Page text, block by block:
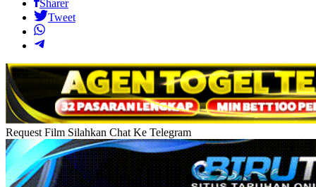
Sharer
Tweet
Request Film Silahkan Chat Ke Telegram